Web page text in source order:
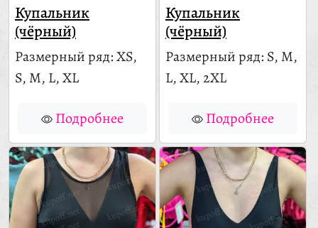
Купальник
(чёрный)
Размерный ряд: XS,
S, M, L, XL
Подробнее
Купальник
(чёрный)
Размерный ряд: S, M,
L, XL, 2XL
Подробнее